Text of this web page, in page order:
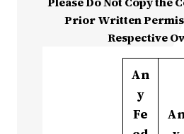
Prior Written
Respective
An
y
Fe